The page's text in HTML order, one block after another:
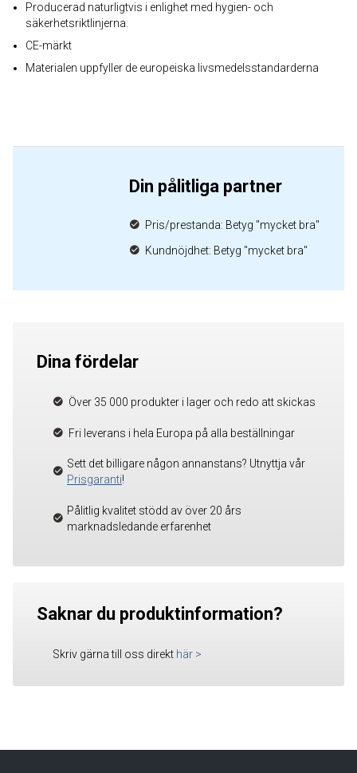
Producerad naturligtvis i enlighet med hygien- och
säkerhetsriktlinjerna.
CE-märkt
Materialen uppfyller de europeiska livsmedelsstandarderna
Din pålitliga partner
Pris/prestanda: Betyg "mycket bra"
Kundnöjdhet: Betyg "mycket bra"
Dina fördelar
Över 35 000 produkter i lager och redo att skickas
Fri leverans i hela Europa på alla beställningar
Sett det billigare någon annanstans? Utnyttja vår
Prisgaranti!
Pålitlig kvalitet stödd av över 20 års
marknadsledande erfarenhet
Saknar du produktinformation?
Skriv gärna till oss direkt här >